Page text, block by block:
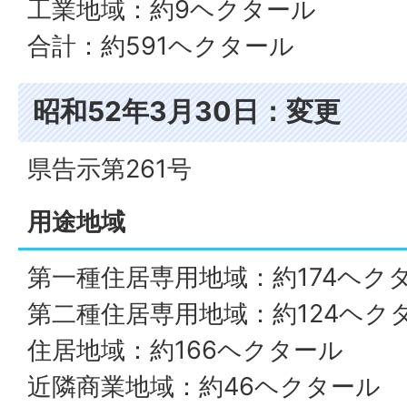
工業地域：約9ヘクタール
合計：約591ヘクタール
昭和52年3月30日：変更
県告示第261号
用途地域
第一種住居専用地域：約174ヘク
第二種住居専用地域：約124ヘク
住居地域：約166ヘクタール
近隣商業地域：約46ヘクタール